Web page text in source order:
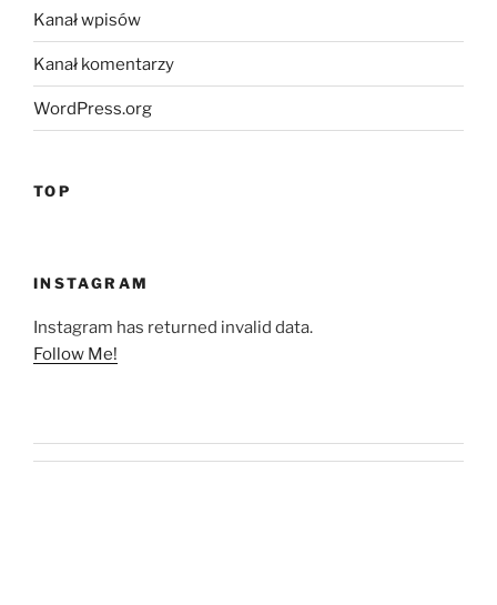
Kanał wpisów
Kanał komentarzy
WordPress.org
TOP
INSTAGRAM
Instagram has returned invalid data.
Follow Me!